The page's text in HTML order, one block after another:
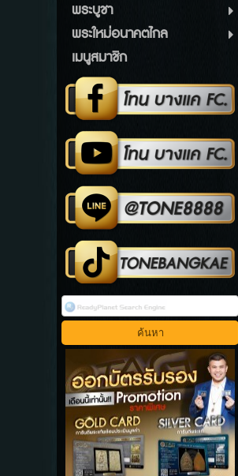
พระบูชา
พระใหม่อนาคตไกล
เมนูสมาชิก